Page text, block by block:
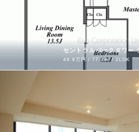
セントラルパークタワー
49.9万円 / 77.4㎡ / 2LDK